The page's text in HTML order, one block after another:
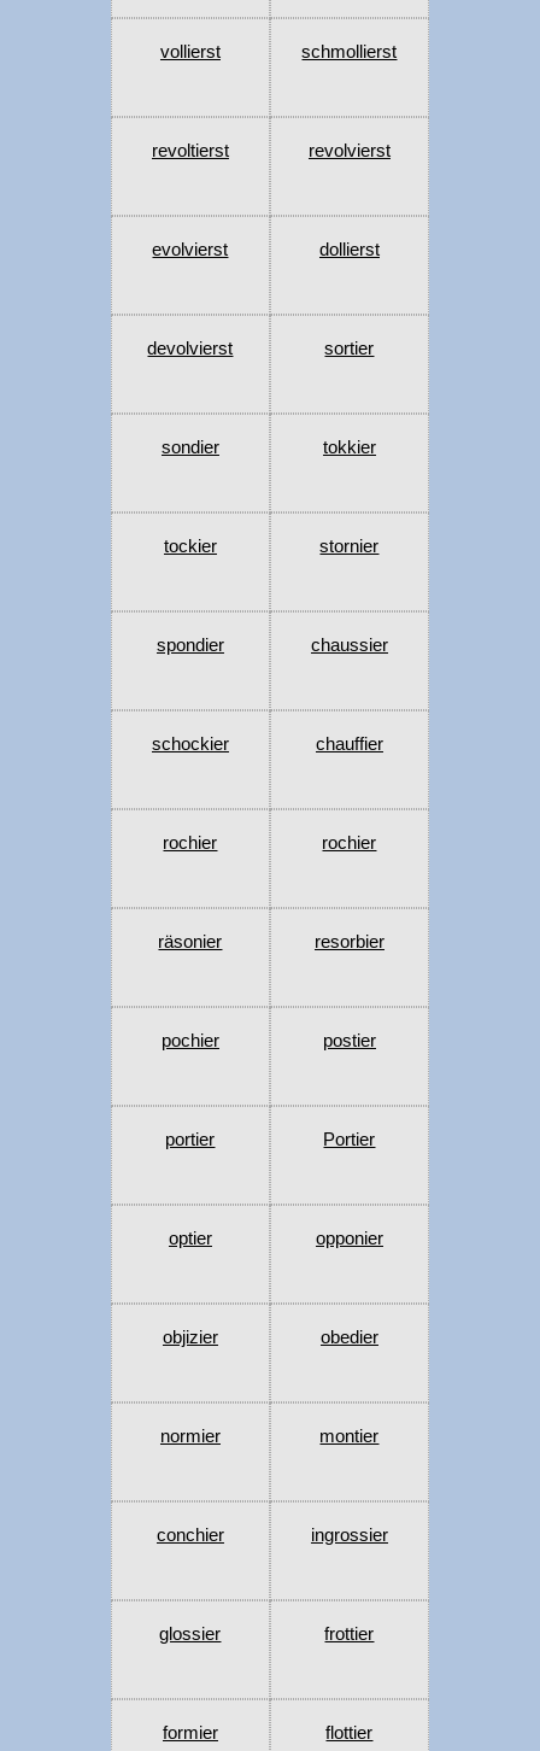
vollierst schmollierst
revoltierst revolvierst
evolvierst dollierst
devolvierst sortier
sondier tokkier
tockier stornier
spondier chaussier
schockier chauffier
rochier rochier
räsonier resorbier
pochier postier
portier Portier
optier opponier
objizier obedier
normier montier
conchier ingrossier
glossier frottier
formier flottier